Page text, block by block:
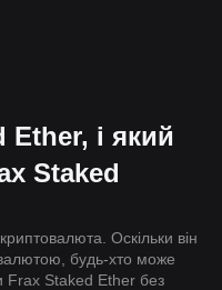
і який
Staked
Оскільки він
будь-хто може
Frax Staked Ether без